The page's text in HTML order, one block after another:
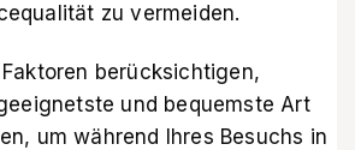
zu vermeiden.
berücksichtigen,
und bequemste Art
um während Ihres Besuchs in